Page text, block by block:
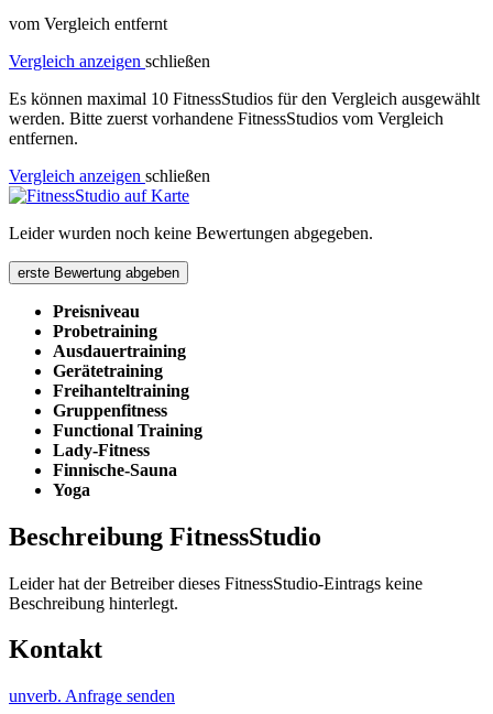
vom Vergleich entfernt
Vergleich anzeigen schließen
Es können maximal 10 FitnessStudios für den Vergleich ausgewählt
werden. Bitte zuerst vorhandene FitnessStudios vom Vergleich
entfernen.
Vergleich anzeigen schließen
Leider wurden noch keine Bewertungen abgegeben.
erste Bewertung abgeben
Preisniveau
Probetraining
Ausdauertraining
Gerätetraining
Freihanteltraining
Gruppenfitness
Functional Training
Lady-Fitness
Finnische-Sauna
Yoga
Beschreibung FitnessStudio
Leider hat der Betreiber dieses FitnessStudio-Eintrags keine
Beschreibung hinterlegt.
Kontakt
unverb. Anfrage senden